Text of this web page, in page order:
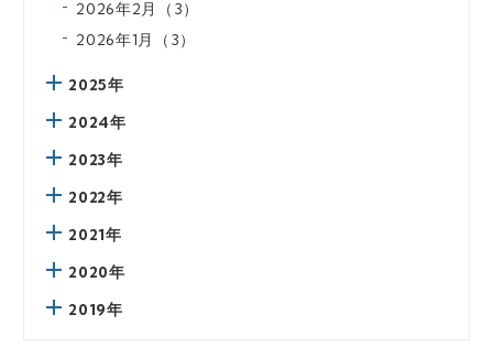
2026年2月（3）
2026年1月（3）
2025年
2024年
2023年
2022年
2021年
2020年
2019年